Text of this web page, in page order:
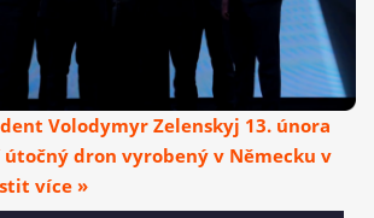
Volodymyr Zelenskyj 13. února
dron vyrobený v Německu v
více »